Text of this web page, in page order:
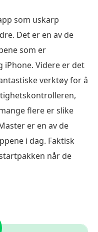
som uskarp
Det er en av de
som er
iPhone. Videre er det
verktøy for å
flere er slike
er en av de
i dag. Faktisk
når de